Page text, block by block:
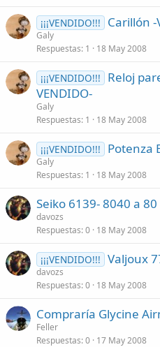
¡¡¡VENDIDO!!! Carillón -
Galy
Respuestas 1 18 May 2008
¡¡¡VENDIDO!!!
Reloj
VENDIDO-
Galy
Respuestas 1 18 May 2008
¡¡¡VENDIDO!!! Potenza
Galy
Respuestas 1 18 May 2008
Seiko 6139- 8040 a 80
davozs
Respuestas 0 18 May 2008
¡¡¡VENDIDO!!! Valjoux
davozs
Respuestas 0 18 May 2008
Compraría Glycine
Feller
Respuestas 0 17 May 2008